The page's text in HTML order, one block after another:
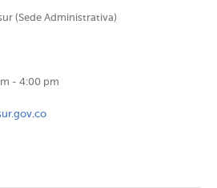
(Sede Administrativa)
- 4:00 pm